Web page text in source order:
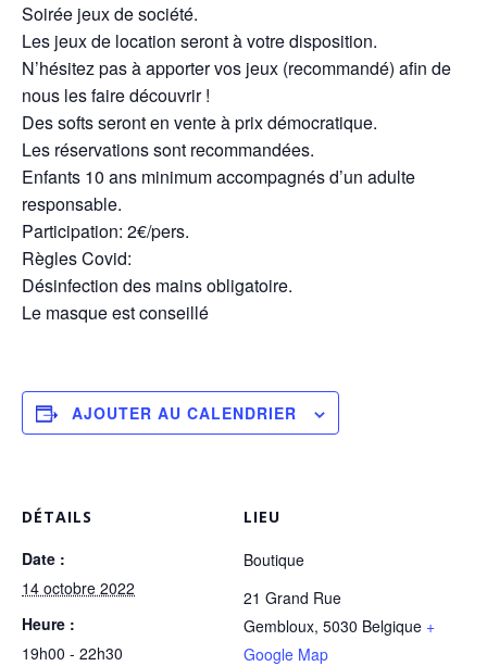
Soirée jeux de société.
Les jeux de location seront à votre disposition.
N’hésitez pas à apporter vos jeux (recommandé) afin de
nous les faire découvrir !
Des softs seront en vente à prix démocratique.
Les réservations sont recommandées.
Enfants 10 ans minimum accompagnés d’un adulte
responsable.
Participation: 2€/pers.
Règles Covid:
Désinfection des mains obligatoire.
Le masque est conseillé
AJOUTER AU CALENDRIER
DÉTAILS
Date :
14 octobre 2022
Heure :
19h00 - 22h30
LIEU
Boutique
21 Grand Rue
Gembloux, 5030 Belgique +
Google Map